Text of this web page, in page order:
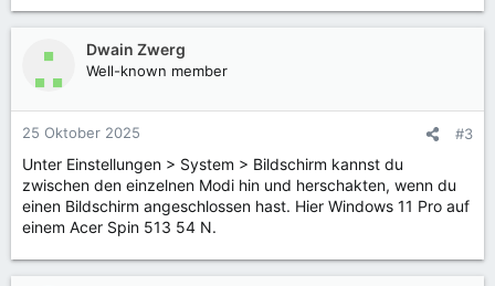
Dwain Zwerg
Well-known member
25 Oktober 2025 #3
Unter Einstellungen > System > Bildschirm kannst du
zwischen den einzelnen Modi hin und herschakten, wenn du
einen Bildschirm angeschlossen hast. Hier Windows 11 Pro auf
einem Acer Spin 513 54 N.